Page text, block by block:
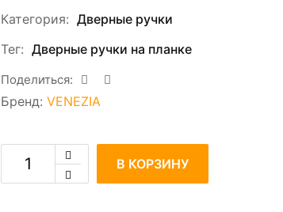
Категория: Дверные ручки
Тег: Дверные ручки на планке
Поделиться:
Бренд: VENEZIA
В КОРЗИНУ